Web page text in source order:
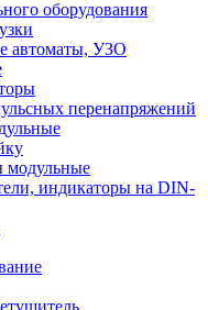
оборудования
автоматы, УЗО
перенапряжений
модульные
индикаторы на DIN-